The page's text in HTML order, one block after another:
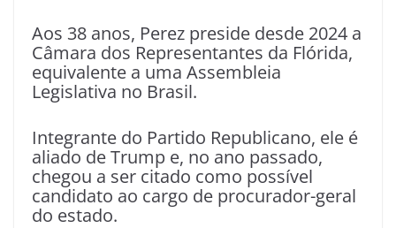
Aos 38 anos, Perez preside desde 2024 a
Câmara dos Representantes da Flórida,
equivalente a uma Assembleia
Legislativa no Brasil.
Integrante do Partido Republicano, ele é
aliado de Trump e, no ano passado,
chegou a ser citado como possível
candidato ao cargo de procurador-geral
do estado.